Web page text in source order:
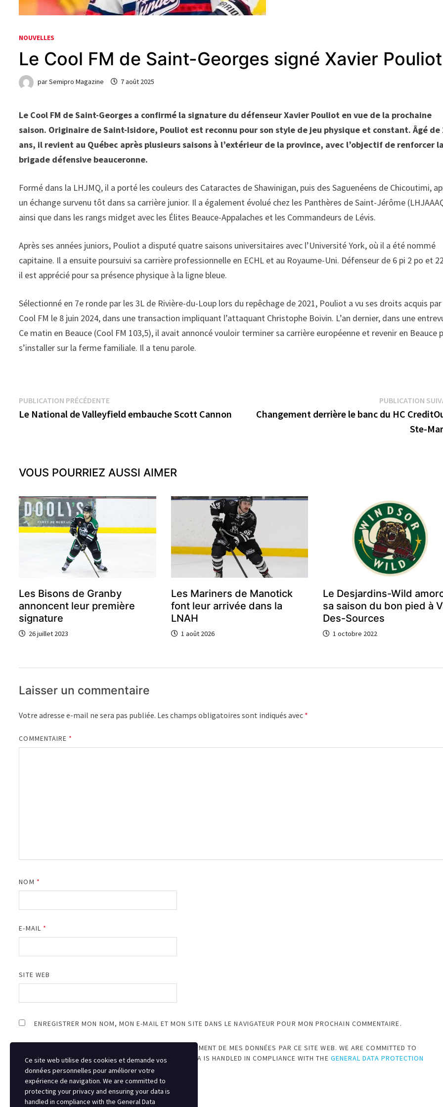
NOUVELLES
Le Cool FM de Saint-Georges signé Xavier Pouliot
parSemipro Magazine 7 août 2025
Le Cool FM de Saint-Georges a confirmé la signature du défenseur Xavier Pouliot en vue de la prochaine
saison. Originaire de Saint-Isidore, Pouliot est reconnu pour son style de jeu physique et constant. Âgé de
ans, il revient au Québec après plusieurs saisons à l’extérieur de la province, avec l’objectif de renforcer la
brigade défensive beauceronne.
Formé dans la LHJMQ, il a porté les couleurs des Cataractes de Shawinigan, puis des Saguenéens de Chicoutimi,
un échange survenu tôt dans sa carrière junior. Il a également évolué chez les Panthères de Saint-Jérôme
ainsi que dans les rangs midget avec les Élites Beauce-Appalaches et les Commandeurs de Lévis.
Après ses années juniors, Pouliot a disputé quatre saisons universitaires avec l’Université York, où il a été nommé
capitaine. Il a ensuite poursuivi sa carrière professionnelle en ECHL et au Royaume-Uni. Défenseur de 6 pi 2 po et
il est apprécié pour sa présence physique à la ligne bleue.
Sélectionné en 7e ronde par les 3L de Rivière-du-Loup lors du repêchage de 2021, Pouliot a vu ses droits acquis
Cool FM le 8 juin 2024, dans une transaction impliquant l’attaquant Christophe Boivin. L’an dernier, dans une
Ce matin en Beauce (Cool FM 103,5), il avait annoncé vouloir terminer sa carrière européenne et revenir en Beauce
s’installer sur la ferme familiale. Il a tenu parole.
Navigation
de
PUBLICATION PRÉCÉDENTEPublication
précédente :
Le National de Valleyfield embauche Scott Cannon
PUBLICATION
Changement derrière le banc du HC
Ste-
VOUS POURRIEZ AUSSI AIMER
Les Bisons de Granby
annoncent leur première
signature
26 juillet 2023
Les Mariners de Manotick
font leur arrivée dans la
LNAH
1 août 2026
Le Desjardins-Wild
sa saison du bon pied à
Des-Sources
1 octobre 2022
Laisser un commentaire
Votre adresse e-mail ne sera pas publiée. Les champs obligatoires sont indiqués avec *
COMMENTAIRE *
NOM *
E-MAIL *
SITE WEB
ENREGISTRER MON NOM, MON E-MAIL ET MON SITE DANS LE NAVIGATEUR POUR MON PROCHAIN COMMENTAIRE.
JE SUIS D’ACCORD AVEC LE STOCKAGE ET LE TRAITEMENT DE MES DONNÉES PAR CE SITE WEB. WE ARE COMMITTED TO
PROTECTING YOUR PRIVACY AND ENSURING YOUR DATA IS HANDLED IN COMPLIANCE WITH THE GENERAL DATA PROTECTION
REGULATION (GDPR).*
Ce site web utilise des cookies et demande vos
données personnelles pour améliorer votre
expérience de navigation. We are committed to
protecting your privacy and ensuring your data is
handled in compliance with the General Data